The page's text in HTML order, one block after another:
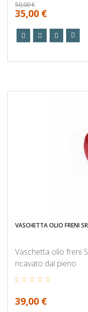
50,00 €
35,00 €
VASCHETTA OLIO FRENI
Vaschetta olio freni
ricavato dal pieno
39,00 €